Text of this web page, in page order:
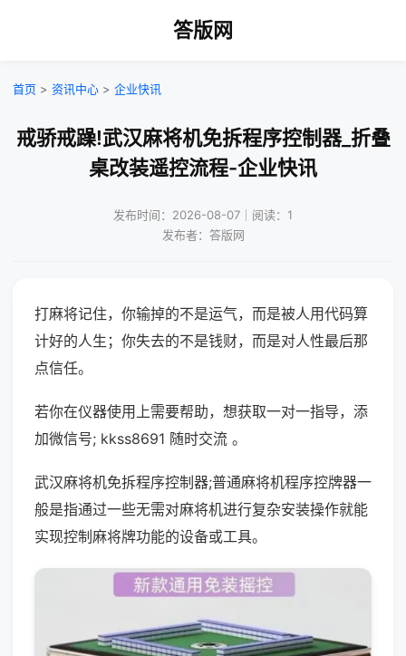
答版网
首页 > 资讯中心 > 企业快讯
戒骄戒躁!武汉麻将机免拆程序控制器_折叠
桌改装遥控流程-企业快讯
发布时间：2026-08-07｜阅读：1
发布者：答版网
打麻将记住，你输掉的不是运气，而是被人用代码算
计好的人生；你失去的不是钱财，而是对人性最后那
点信任。
若你在仪器使用上需要帮助，想获取一对一指导，添
加微信号; kkss8691 随时交流 。
武汉麻将机免拆程序控制器;普通麻将机程序控牌器一
般是指通过一些无需对麻将机进行复杂安装操作就能
实现控制麻将牌功能的设备或工具。